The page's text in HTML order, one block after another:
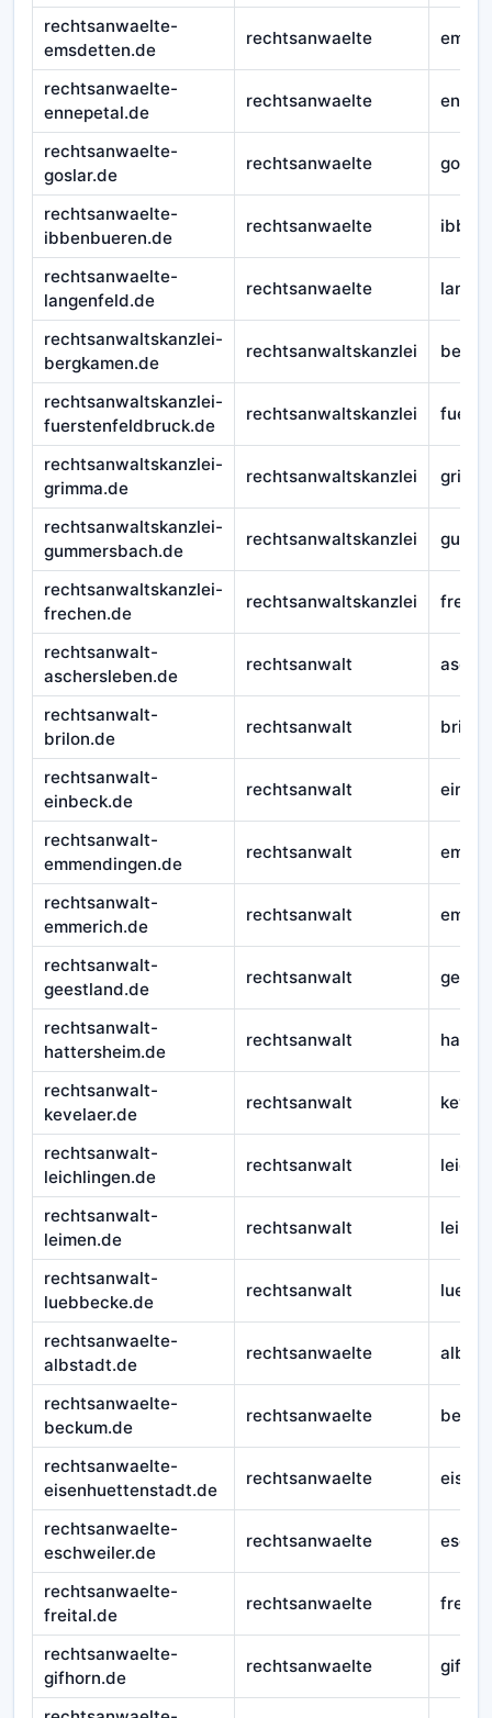
rechtsanwaelte-
emsdetten.de
rechtsanwaelte
rechtsanwaelte-
ennepetal.de
rechtsanwaelte
rechtsanwaelte-
goslar.de
rechtsanwaelte goslar
rechtsanwaelte-
ibbenbueren.de
rechtsanwaelte
rechtsanwaelte-
langenfeld.de
rechtsanwaelte
rechtsanwaltskanzlei-
bergkamen.de
rechtsanwaltskanzlei
rechtsanwaltskanzlei-
fuerstenfeldbruck.de
rechtsanwaltskanzlei
rechtsanwaltskanzlei-
grimma.de
rechtsanwaltskanzlei
rechtsanwaltskanzlei-
gummersbach.de
rechtsanwaltskanzlei
rechtsanwaltskanzlei-
frechen.de
rechtsanwaltskanzlei
rechtsanwalt-
aschersleben.de
rechtsanwalt
rechtsanwalt-
brilon.de
rechtsanwalt brilon
rechtsanwalt-
einbeck.de
rechtsanwalt
rechtsanwalt-
emmendingen.de
rechtsanwalt
rechtsanwalt-
emmerich.de
rechtsanwalt
rechtsanwalt-
geestland.de
rechtsanwalt
rechtsanwalt-
hattersheim.de
rechtsanwalt
rechtsanwalt-
kevelaer.de
rechtsanwalt
rechtsanwalt-
leichlingen.de
rechtsanwalt
rechtsanwalt-
leimen.de
rechtsanwalt leimen
rechtsanwalt-
luebbecke.de
rechtsanwalt
rechtsanwaelte-
albstadt.de
rechtsanwaelte
rechtsanwaelte-
beckum.de
rechtsanwaelte
rechtsanwaelte-
eisenhuettenstadt.de
rechtsanwaelte
rechtsanwaelte-
eschweiler.de
rechtsanwaelte
rechtsanwaelte-
freital.de
rechtsanwaelte freital
rechtsanwaelte-
gifhorn.de
rechtsanwaelte